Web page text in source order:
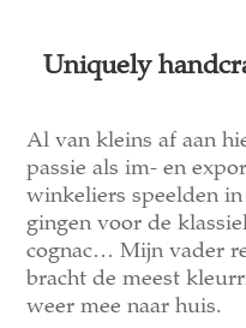
Uniquely
Al van kleins af aan
passie als im- en
winkeliers speelden
gingen voor de
cognac… Mijn vader
bracht de meest
weer mee naar huis.